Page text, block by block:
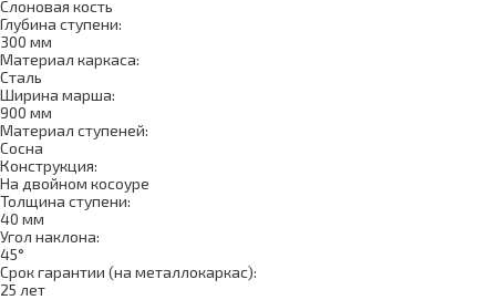
Слоновая кость
Глубина ступени:
300 мм
Материал каркаса:
Сталь
Ширина марша:
900 мм
Материал ступеней:
Сосна
Конструкция:
На двойном косоуре
Толщина ступени:
40 мм
Угол наклона:
45°
Срок гарантии (на металлокаркас):
25 лет